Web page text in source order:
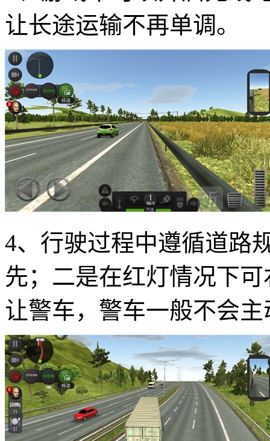
让长途运输不再单调。
4、行驶过程中遵循道路
先；二是在红灯情况下
让警车，警车一般不会